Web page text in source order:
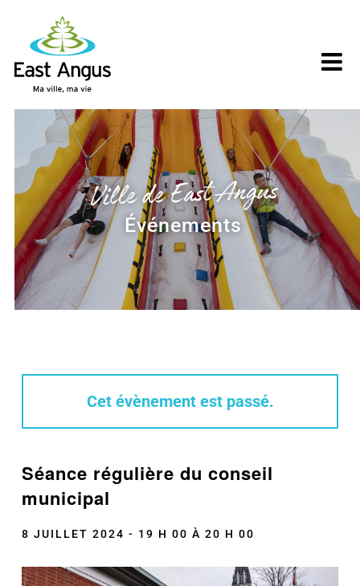
content
Ville de East Angus
Événements
Cet évènement est passé.
Séance régulière du conseil
municipal
8 JUILLET 2024 - 19 H 00 À 20 H 00